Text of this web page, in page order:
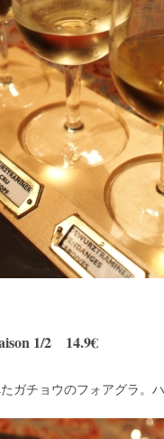
1/2 14.9€
ガチョウのフォアグラ。